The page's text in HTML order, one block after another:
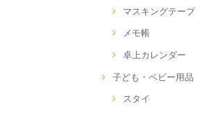
マスキングテープ
メモ帳
卓上カレンダー
子ども・ベビー用品
スタイ